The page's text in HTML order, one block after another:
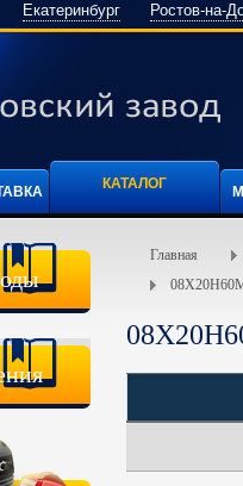
Екатеринбург Ростов-на-
КАТАЛОГ
Главная